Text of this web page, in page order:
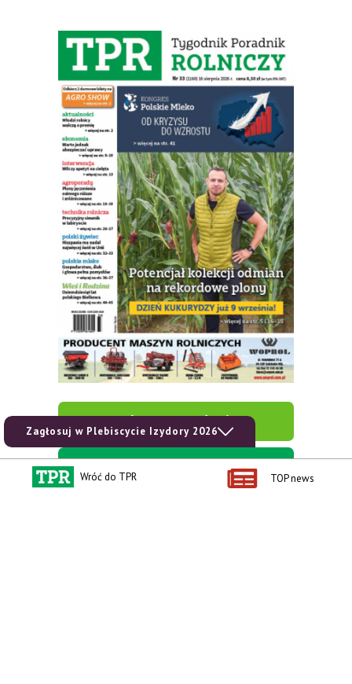
zobacz e-wydanie
kup prenumeratę
Zagłosuj w Plebiscycie Izydory 2026
Wróć do TPR TOP news